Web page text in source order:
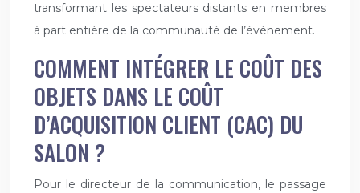
transformant les spectateurs distants en membres
à part entière de la communauté de l’événement.
COMMENT INTÉGRER LE COÛT DES
OBJETS DANS LE COÛT
D’ACQUISITION CLIENT (CAC) DU
SALON ?
Pour le directeur de la communication, le passage